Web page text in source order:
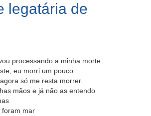
legatária de
processando a minha morte.
eu morri um pouco
só me resta morrer.
mãos e já não as entendo
foram mar